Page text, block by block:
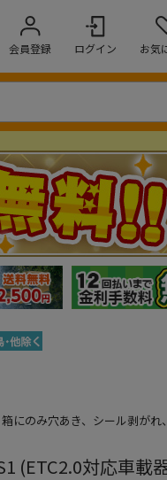
会員登録 ログイン お気
にのみ穴あき、シール剥が
(ETC2.0対応車載